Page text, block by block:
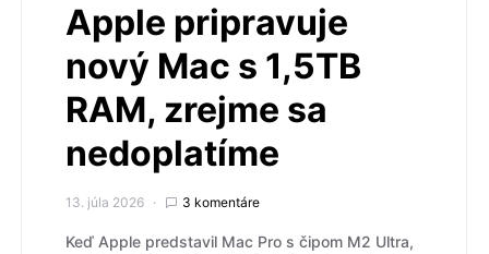
Apple pripravuje
nový Mac s 1,5TB
RAM, zrejme sa
nedoplatíme
13. júla 2026 3 komentáre
Keď Apple predstavil Mac Pro s čipom M2 Ultra,